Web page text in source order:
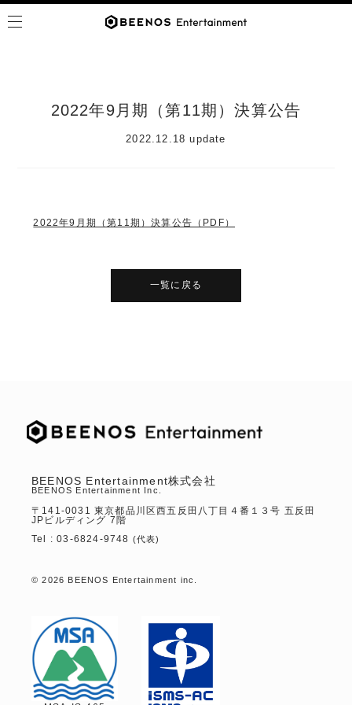
2022年9月期（第11期）決算公告
2022.12.18 update
2022年9月期（第11期）決算公告（PDF）
一覧に戻る
BEENOS Entertainment株式会社
BEENOS Entertainment Inc.
〒141-0031 東京都品川区西五反田八丁目４番１３号 五反田
JPビルディング 7階
Tel :03-6824-9748 (代表)
© 2026 BEENOS Entertainment inc.